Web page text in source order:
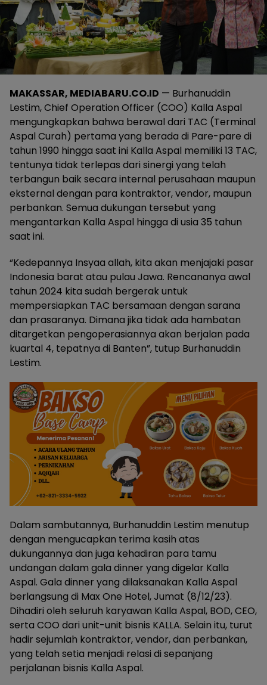
MAKASSAR, MEDIABARU.CO.ID — Burhanuddin
Lestim, Chief Operation Officer (COO) Kalla Aspal
mengungkapkan bahwa berawal dari TAC (Terminal
Aspal Curah) pertama yang berada di Pare-pare di
tahun 1990 hingga saat ini Kalla Aspal memiliki 13 TAC,
tentunya tidak terlepas dari sinergi yang telah
terbangun baik secara internal perusahaan maupun
eksternal dengan para kontraktor, vendor, maupun
perbankan. Semua dukungan tersebut yang
mengantarkan Kalla Aspal hingga di usia 35 tahun
saat ini.
“Kedepannya Insyaa allah, kita akan menjajaki pasar
Indonesia barat atau pulau Jawa. Rencananya awal
tahun 2024 kita sudah bergerak untuk
mempersiapkan TAC bersamaan dengan sarana
dan prasaranya. Dimana jika tidak ada hambatan
ditargetkan pengoperasiannya akan berjalan pada
kuartal 4, tepatnya di Banten”, tutup Burhanuddin
Lestim.
Dalam sambutannya, Burhanuddin Lestim menutup
dengan mengucapkan terima kasih atas
dukungannya dan juga kehadiran para tamu
undangan dalam gala dinner yang digelar Kalla
Aspal. Gala dinner yang dilaksanakan Kalla Aspal
berlangsung di Max One Hotel, Jumat (8/12/23).
Dihadiri oleh seluruh karyawan Kalla Aspal, BOD, CEO,
serta COO dari unit-unit bisnis KALLA. Selain itu, turut
hadir sejumlah kontraktor, vendor, dan perbankan,
yang telah setia menjadi relasi di sepanjang
perjalanan bisnis Kalla Aspal.